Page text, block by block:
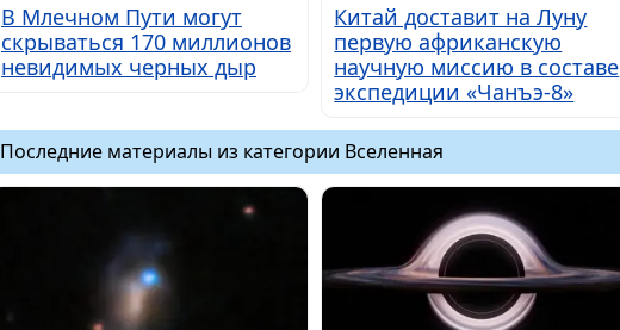
В Млечном Пути могут
скрываться 170 миллионов
невидимых черных дыр
Китай доставит на Луну
первую африканскую
научную миссию в составе
экспедиции «Чанъэ-8»
Последние материалы из категории Вселенная